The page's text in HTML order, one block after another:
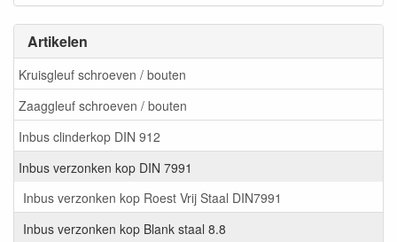
Artikelen
Kruisgleuf schroeven / bouten
Zaaggleuf schroeven / bouten
Inbus clinderkop DIN 912
Inbus verzonken kop DIN 7991
Inbus verzonken kop Roest Vrij Staal DIN7991
Inbus verzonken kop Blank staal 8.8